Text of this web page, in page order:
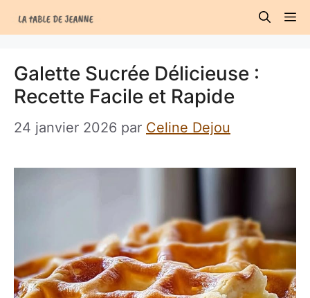
au
Galette Sucrée Délicieuse :
Recette Facile et Rapide
24 janvier 2026 par Celine Dejou